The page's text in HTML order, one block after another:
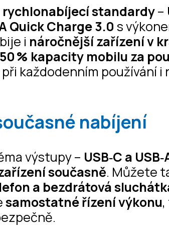
rychlonabíjecí standardy–
Quick Charge 3.0 s
i náročnější zařízení v
50 % kapacity mobilu za
každodenním používání i
nabíjení
výstupy – USB‑C a
současně. Můžete
a bezdrátová
samostatné řízení výkonu